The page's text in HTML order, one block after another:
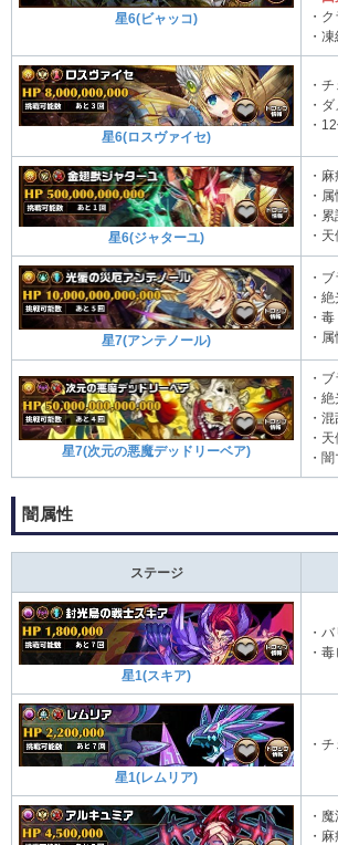
星6(ビャッコ)
・
・
星6(ロスヴァイセ)
・
・
・
星6(ジャターユ)
・
・
・
・
星7(アンテノール)
・
・
・毒
・
星7(次元の悪魔デッドリーベア)
・
・
・
・
・
闇属性
ステージ
星1(スキア)
・
・
星1(レムリア)
・
・
・